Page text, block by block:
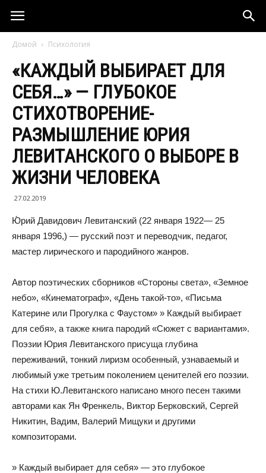
Домой Психология
«КАЖДЫЙ ВЫБИРАЕТ ДЛЯ
СЕБЯ…» — ГЛУБОКОЕ
СТИХОТВОРЕНИЕ-
РАЗМЫШЛЕНИЕ ЮРИЯ
ЛЕВИТАНСКОГО О ВЫБОРЕ В
ЖИЗНИ ЧЕЛОВЕКА
27.02.2019
Ю́рий Давидович Левитанский (22 января 1922— 25
января 1996,) — русский поэт и переводчик, педагог,
мастер лирического и пародийного жанров.
Автор поэтических сборников «Стороны света», «Земное
небо», «Кинематограф», «День такой-то», «Письма
Катерине или Прогулка с Фаустом» » Каждый выбирает
для себя», а также книга пародий «Сюжет с вариантами».
Поэзии Юрия Левитанского присуща глубина
переживаний, тонкий лиризм особенный, узнаваемый и
любимый уже третьим поколением ценителей его поэзии.
На стихи Ю.Левитанского написано много песен такими
авторами как Ян Френкель, Виктор Берковский, Сергей
Никитин, Вадим, Валерий Мищуки и другими
композиторами.
» Каждый выбирает для себя» — это глубокое